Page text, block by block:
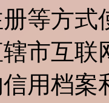
等方式
市互联
用档案